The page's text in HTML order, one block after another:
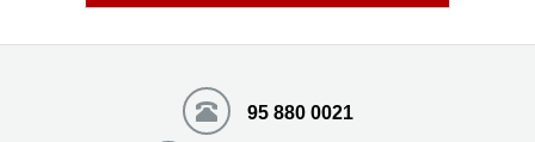
95 880 0021